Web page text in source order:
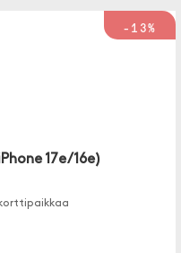
-13%
17e/16e)